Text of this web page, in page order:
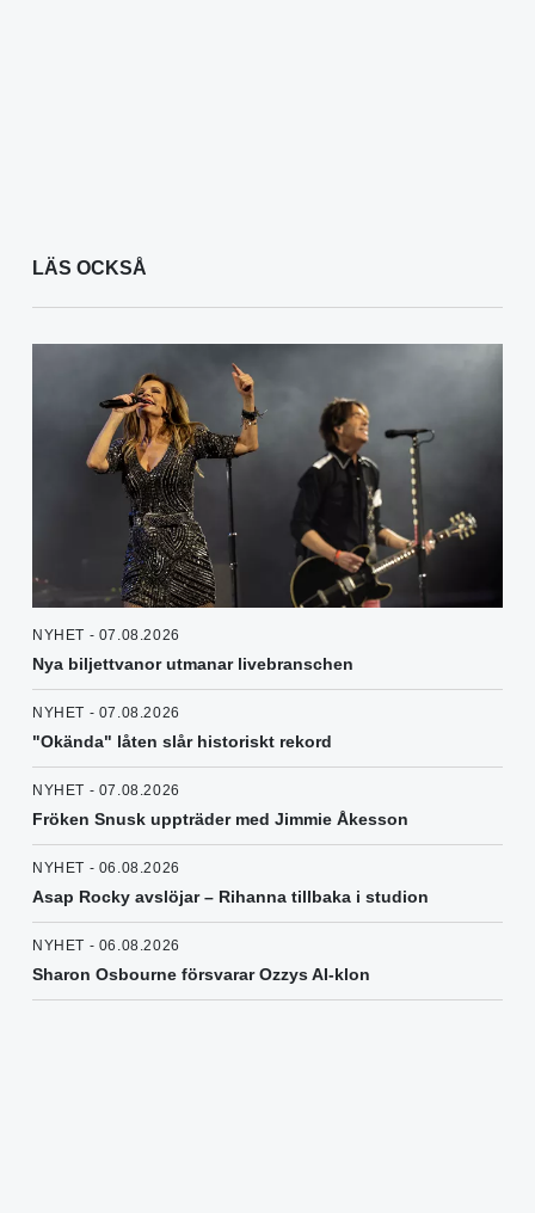
LÄS OCKSÅ
NYHET - 07.08.2026
Nya biljettvanor utmanar livebranschen
NYHET - 07.08.2026
"Okända" låten slår historiskt rekord
NYHET - 07.08.2026
Fröken Snusk uppträder med Jimmie Åkesson
NYHET - 06.08.2026
Asap Rocky avslöjar – Rihanna tillbaka i studion
NYHET - 06.08.2026
Sharon Osbourne försvarar Ozzys AI-klon